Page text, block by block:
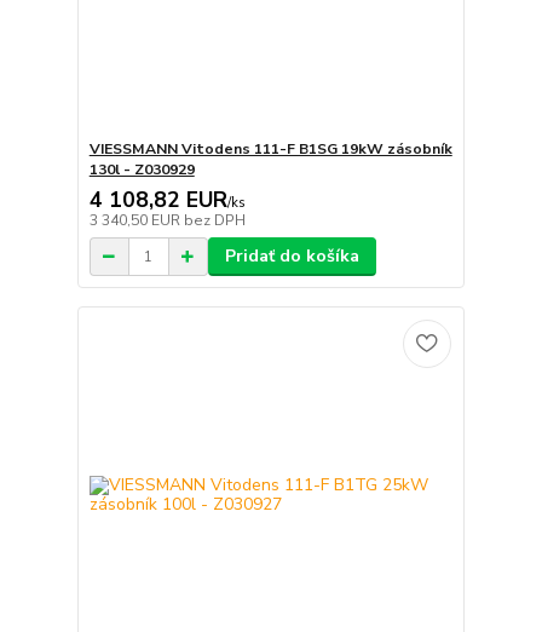
VIESSMANN Vitodens 111-F B1SG 19kW zásobník
130l - Z030929
4 108,82 EUR/ks
3 340,50 EUR bez DPH
Pridať do košíka